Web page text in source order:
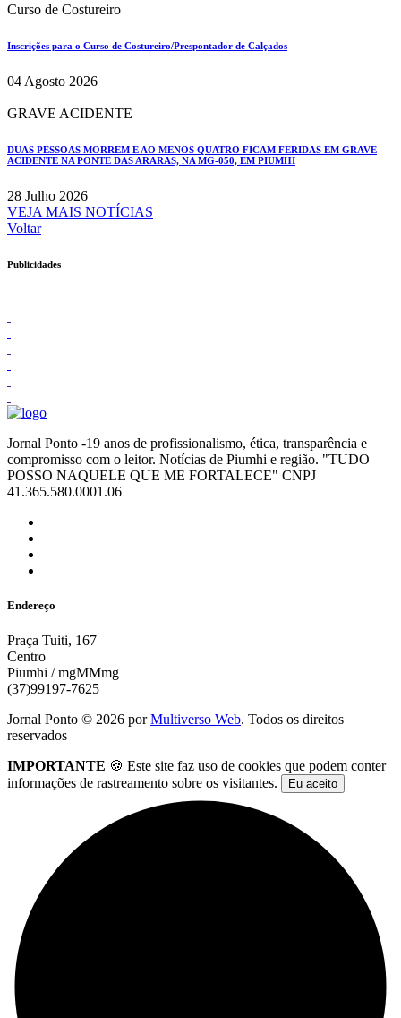
Curso de Costureiro
Inscrições para o Curso de Costureiro/Prespontador de Calçados
04 Agosto 2026
GRAVE ACIDENTE
DUAS PESSOAS MORREM E AO MENOS QUATRO FICAM FERIDAS EM GRAVE
ACIDENTE NA PONTE DAS ARARAS, NA MG-050, EM PIUMHI
28 Julho 2026
VEJA MAIS NOTÍCIAS
Voltar
Publicidades
Jornal Ponto -19 anos de profissionalismo, ética, transparência e
compromisso com o leitor. Notícias de Piumhi e região. "TUDO
POSSO NAQUELE QUE ME FORTALECE" CNPJ
41.365.580.0001.06
Endereço
Praça Tuiti, 167
Centro
Piumhi / mgMMmg
(37)99197-7625
Jornal Ponto © 2026 porMultiverso Web. Todos os direitos
reservados
IMPORTANTE 🍪 Este site faz uso de cookies que podem conter
informações de rastreamento sobre os visitantes.
Eu aceito